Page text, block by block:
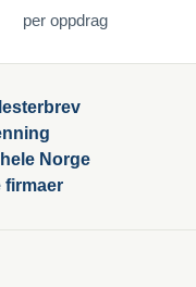
per oppdrag
Norge
firmaer